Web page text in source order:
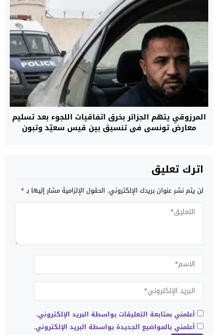
المرزوقي يتهم الجزائر بخرق اتفاقيات اللجوء بعد تسليم
معارض تونسي في تنسيق بين قيس سعيّد وتبون
اترك تعليق
لن يتم نشر عنوان بريدك الإلكتروني. الحقول الإلزامية مشار إليها بـ*
أعلمني بمتابعة التعليقات بواسطة البريد الإلكتروني.
أعلمني بالمواضيع الجديدة بواسطة البريد الإلكتروني.